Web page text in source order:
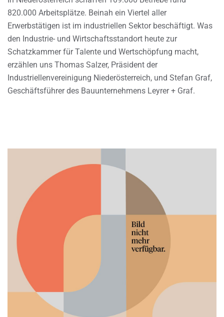
820.000 Arbeitsplätze. Beinah ein Viertel aller
Erwerbstätigen ist im industriellen Sektor beschäftigt. Was
den Industrie- und Wirtschaftsstandort heute zur
Schatzkammer für Talente und Wertschöpfung macht,
erzählen uns Thomas Salzer, Präsident der
Industriellenvereinigung Niederösterreich, und Stefan Graf,
Geschäftsführer des Bauunternehmens Leyrer + Graf.